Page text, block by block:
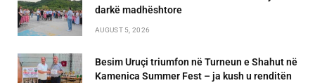
darkë madhështore
AUGUST 5, 2026
Besim Uruçi triumfon në Turneun e Shahut në
Kamenica Summer Fest – ja kush u renditën